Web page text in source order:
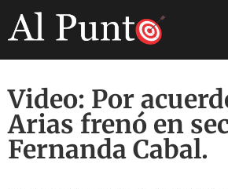
Video: Por
Arias frenó en
Fernanda Cabal.